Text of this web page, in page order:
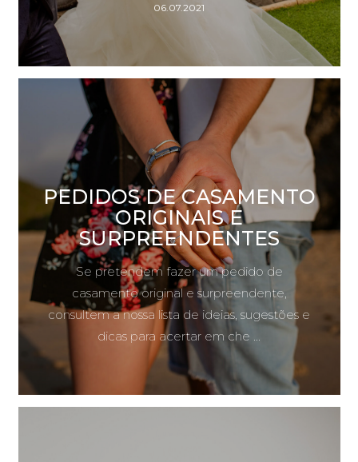
06.07.2021
PEDIDOS DE CASAMENTO
ORIGINAIS E
SURPREENDENTES
Se pretendem fazer um pedido de
casamento original e surpreendente,
consultem a nossa lista de ideias, sugestões e
dicas para acertar em che ...